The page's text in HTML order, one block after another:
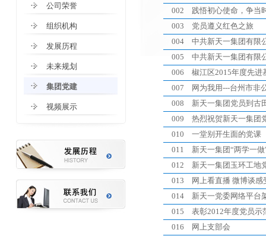
公司荣誉
组织机构
发展历程
未来规划
集团党建
视频展示
002
践悟初心使命，争当
003
党员遵义红色之旅
004
中共新天一集团有限
005
中共新天一集团有限
006
椒江区2015年度先进
007
网为我用---台州市非
008
新天一集团党员到古
009
热烈祝贺新天一集团
010
一堂别开生面的党课
011
新天一集团“两学一
012
新天一集团玉环工地
013
网上看直播 微博谈感
014
新天一党委网络平台
015
表彰2012年度党员示
016
网上支部会